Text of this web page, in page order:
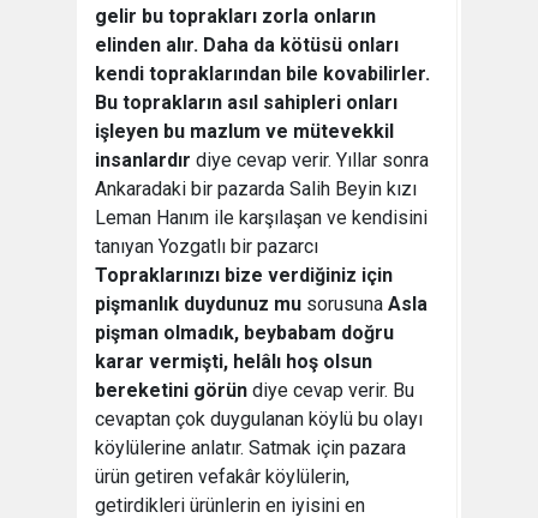
gelir bu toprakları zorla onların
elinden alır. Daha da kötüsü onları
kendi topraklarından bile kovabilirler.
Bu toprakların asıl sahipleri onları
işleyen bu mazlum ve mütevekkil
insanlardır  diye cevap verir. Yıllar sonra
Ankaradaki bir pazarda Salih Beyin kızı
Leman Hanım ile karşılaşan ve kendisini
tanıyan Yozgatlı bir pazarcı
Topraklarınızı bize verdiğiniz için
pişmanlık duydunuz mu sorusuna Asla
pişman olmadık, beybabam doğru
karar vermişti, helâlı hoş olsun
bereketini görün diye cevap verir. Bu
cevaptan çok duygulanan köylü bu olayı
köylülerine anlatır. Satmak için pazara
ürün getiren vefakâr köylülerin,
getirdikleri ürünlerin en iyisini en